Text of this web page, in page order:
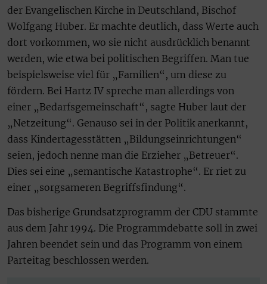
der Evangelischen Kirche in Deutschland, Bischof
Wolfgang Huber. Er machte deutlich, dass Werte auch
dort vorkommen, wo sie nicht ausdrücklich benannt
werden, wie etwa bei politischen Begriffen. Man tue
beispielsweise viel für „Familien“, um diese zu
fördern. Bei Hartz IV spreche man allerdings von
einer „Bedarfsgemeinschaft“, sagte Huber laut der
„Netzeitung“. Genauso sei in der Politik anerkannt,
dass Kindertagesstätten „Bildungseinrichtungen“
seien, jedoch nenne man die Erzieher „Betreuer“.
Dies sei eine „semantische Katastrophe“. Er riet zu
einer „sorgsameren Begriffsfindung“.
Das bisherige Grundsatzprogramm der CDU stammte
aus dem Jahr 1994. Die Programmdebatte soll in zwei
Jahren beendet sein und das Programm von einem
Parteitag beschlossen werden.